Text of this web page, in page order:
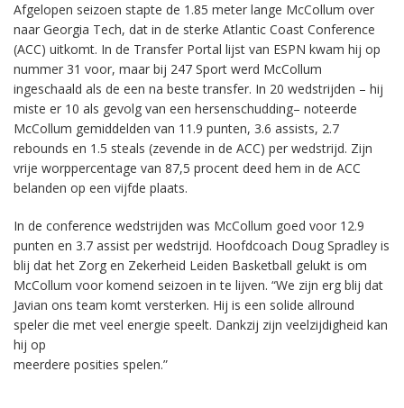
Afgelopen seizoen stapte de 1.85 meter lange McCollum over
naar Georgia Tech, dat in de sterke Atlantic Coast Conference
(ACC) uitkomt. In de Transfer Portal lijst van ESPN kwam hij op
nummer 31 voor, maar bij 247 Sport werd McCollum
ingeschaald als de een na beste transfer. In 20 wedstrijden – hij
miste er 10 als gevolg van een hersenschudding– noteerde
McCollum gemiddelden van 11.9 punten, 3.6 assists, 2.7
rebounds en 1.5 steals (zevende in de ACC) per wedstrijd. Zijn
vrije worppercentage van 87,5 procent deed hem in de ACC
belanden op een vijfde plaats.
In de conference wedstrijden was McCollum goed voor 12.9
punten en 3.7 assist per wedstrijd. Hoofdcoach Doug Spradley is
blij dat het Zorg en Zekerheid Leiden Basketball gelukt is om
McCollum voor komend seizoen in te lijven. “We zijn erg blij dat
Javian ons team komt versterken. Hij is een solide allround
speler die met veel energie speelt. Dankzij zijn veelzijdigheid kan
hij op
meerdere posities spelen.”